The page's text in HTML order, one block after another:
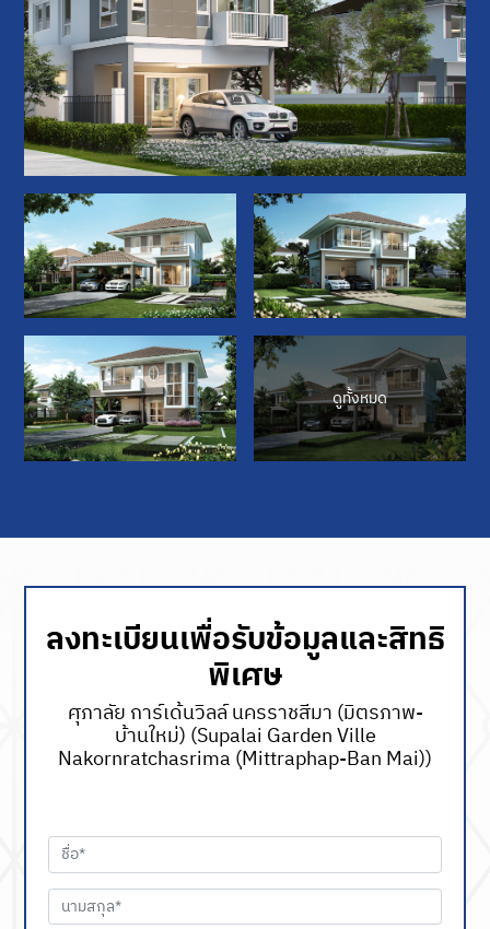
ดูทั้งหมด
ลงทะเบียนเพื่อรับข้อมูลและสิทธิ
พิเศษ
ศุภาลัย การ์เด้นวิลล์ นครราชสีมา (มิตรภาพ-
บ้านใหม่) (Supalai Garden Ville
Nakornratchasrima (ฺMittraphap-Ban Mai))